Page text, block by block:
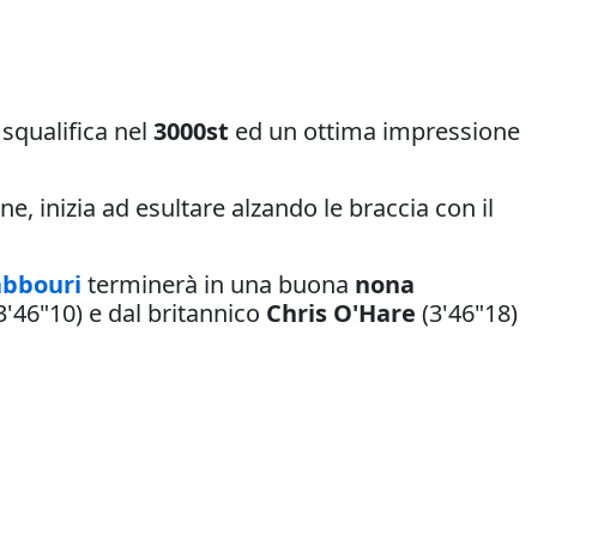
nel 3000st ed un ottima impressione
inizia ad esultare alzando le braccia con il
terminerà in una buona nona
e dal britannico Chris O'Hare (3'46"18)